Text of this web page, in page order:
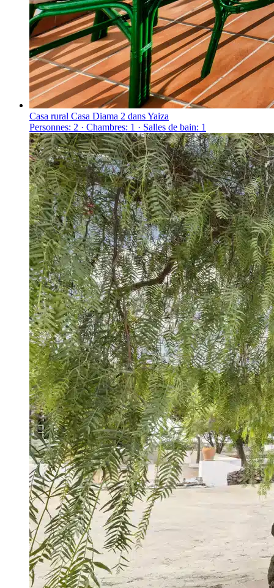
Casa rural Casa Diama 2 dans Yaiza
Personnes: 2 · Chambres: 1 · Salles de bain: 1